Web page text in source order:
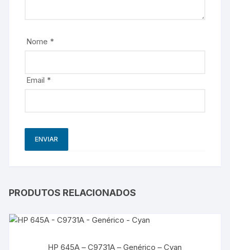
Nome *
Email *
PRODUTOS RELACIONADOS
HP 645A – C9731A – Genérico – Cyan